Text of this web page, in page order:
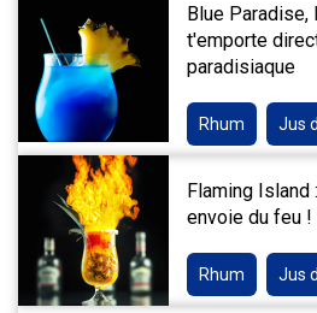
Blue
t'emporte
paradisiaque
Rhum Jus
Flaming
envoie du feu !
Rhum Jus